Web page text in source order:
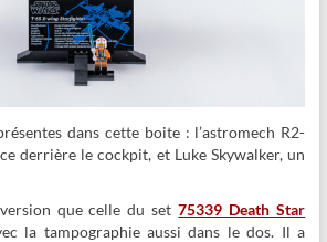
dans cette boite : l’astromech R2-
derrière le cockpit, et Luke Skywalker, un
que celle du set75339 Death Star
la tampographie aussi dans le dos. Il a